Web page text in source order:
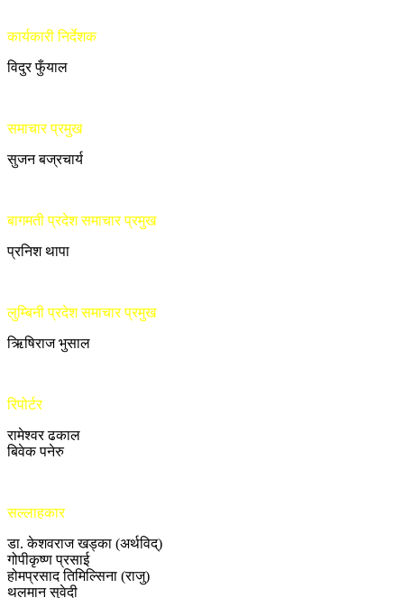
कार्यकारी निर्देशक
विदुर फुँयाल
समाचार प्रमुख
सुजन बज्रचार्य
बागमती प्रदेश समाचार प्रमुख
प्रनिश थापा
लुम्बिनी प्रदेश समाचार प्रमुख
ऋिषिराज भुसाल
रिपोर्टर
रामेश्वर ढकाल
बिवेक पनेरु
सल्लाहकार
डा. केशवराज खड्का (अर्थविद्)
गोपीकृष्ण प्रसाई
होमप्रसाद तिमिल्सिना (राजु)
थलमान सुवेदी